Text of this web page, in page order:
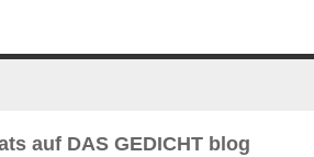
auf DAS GEDICHT blog